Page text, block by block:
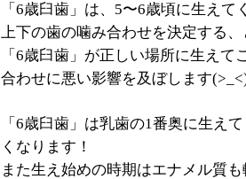
「6歳臼歯」は、5〜6歳頃に生え
上下の歯の噛み合わせを決定する
「6歳臼歯」が正しい場所に生え
合わせに悪い影響を及ぼします
「6歳臼歯」は乳歯の1番奥に生え
くなります！
また生え始めの時期はエナメル質